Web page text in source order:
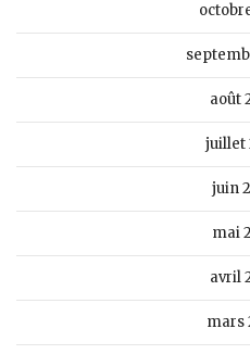
août
juillet
juin
mai
avril
mars